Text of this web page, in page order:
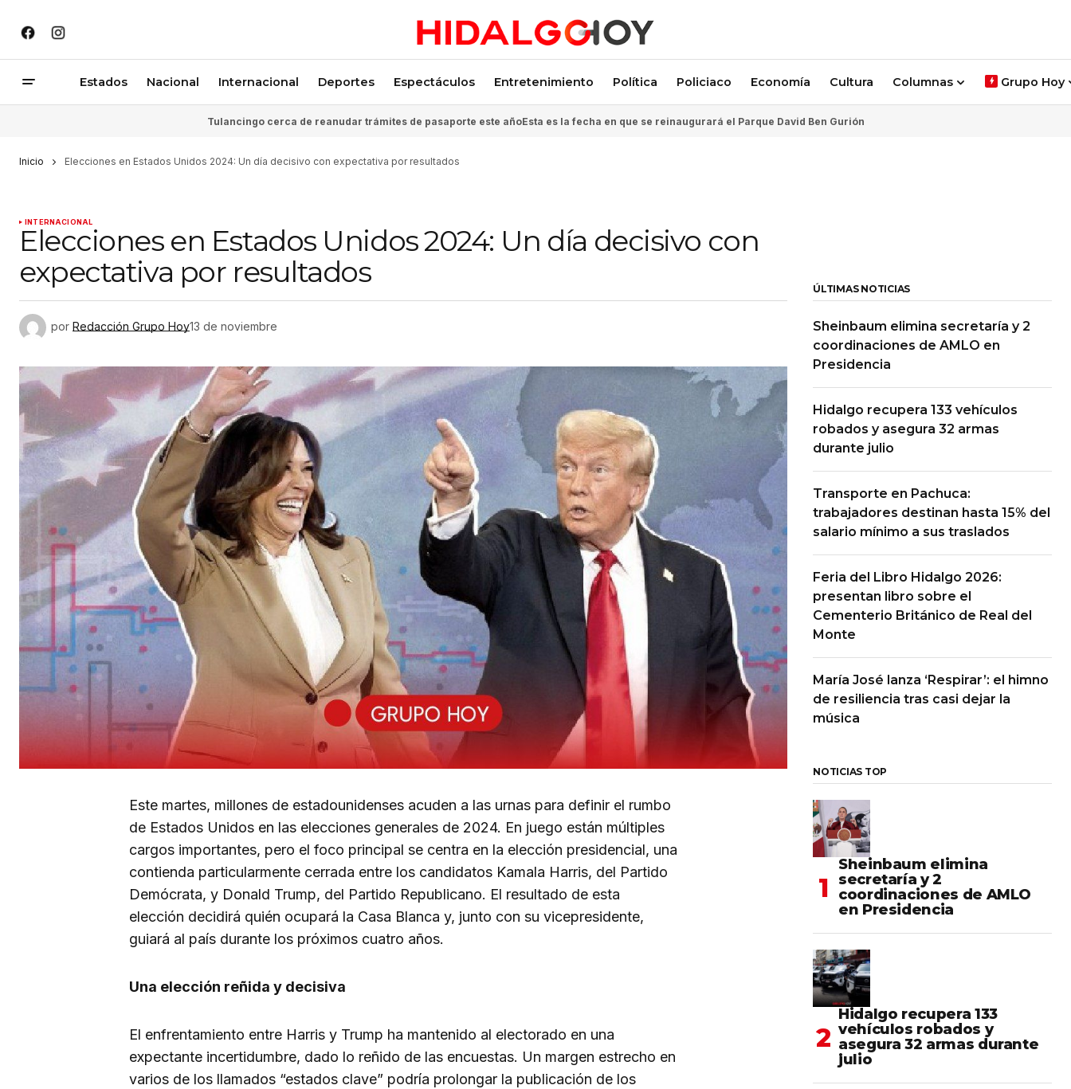
Estados Nacional Internacional Deportes Espectáculos Entretenimiento Política Policiaco Economía Cultura Columnas Grupo Hoy
Tulancingo cerca de reanudar trámites de pasaporte este añoEsta es la fecha en que se reinaugurará el Parque David Ben Gurión
Inicio Elecciones en Estados Unidos 2024: Un día decisivo con expectativa por resultados
INTERNACIONAL
Elecciones en Estados Unidos 2024: Un día decisivo con
expectativa por resultados
por Redacción Grupo Hoy13 de noviembre
Este martes, millones de estadounidenses acuden a las urnas para definir el rumbo
de Estados Unidos en las elecciones generales de 2024. En juego están múltiples
cargos importantes, pero el foco principal se centra en la elección presidencial, una
contienda particularmente cerrada entre los candidatos Kamala Harris, del Partido
Demócrata, y Donald Trump, del Partido Republicano. El resultado de esta
elección decidirá quién ocupará la Casa Blanca y, junto con su vicepresidente,
guiará al país durante los próximos cuatro años.
Una elección reñida y decisiva
El enfrentamiento entre Harris y Trump ha mantenido al electorado en una
expectante incertidumbre, dado lo reñido de las encuestas. Un margen estrecho en
varios de los llamados “estados clave” podría prolongar la publicación de los
ÚLTIMAS NOTICIAS
Sheinbaum elimina secretaría y 2
coordinaciones de AMLO en
Presidencia
Hidalgo recupera 133 vehículos
robados y asegura 32 armas
durante julio
Transporte en Pachuca:
trabajadores destinan hasta 15% del
salario mínimo a sus traslados
Feria del Libro Hidalgo 2026:
presentan libro sobre el
Cementerio Británico de Real del
Monte
María José lanza ‘Respirar’: el himno
de resiliencia tras casi dejar la
música
NOTICIAS TOP
Sheinbaum elimina
secretaría y 2
coordinaciones de AMLO
en Presidencia
Hidalgo recupera 133
vehículos robados y
asegura 32 armas durante
julio